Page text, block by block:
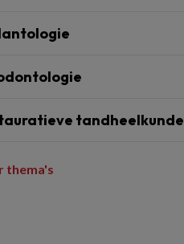
tandheelkunde
thema's